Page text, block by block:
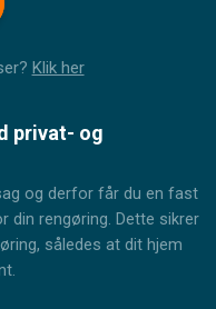
Klik her
privat- og
og derfor får du en fast
din rengøring. Dette sikrer
således at dit hjem